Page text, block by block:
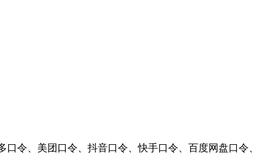
令、美团口令、抖音口令、快手口令、百度网盘口令、